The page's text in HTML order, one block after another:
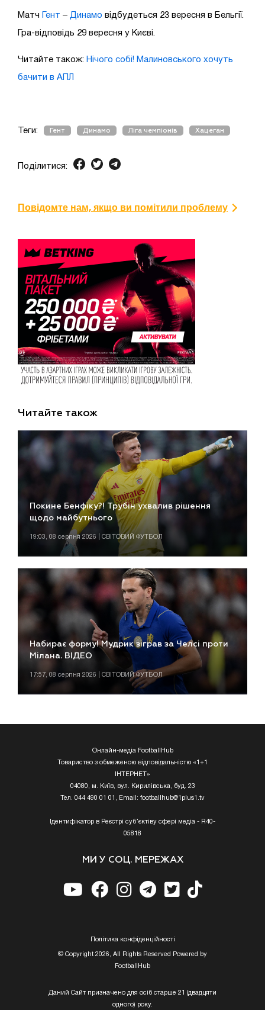
Матч Гент – Динамо відбудеться 23 вересня в Бельгії.
Гра-відповідь 29 вересня у Києві.
Читайте також: Нічого собі! Малиновського хочуть
бачити в АПЛ
Теги: Гент Динамо Ліга чемпіонів Хацеган
Поділитися:
Повідомте нам, якщо ви помітили проблему
Читайте також
Покине Бенфіку?! Трубін ухвалив рішення
щодо майбутнього
19:03, 08 серпня 2026 | СВІТОВИЙ ФУТБОЛ
Набирає форму! Мудрик зіграв за Челсі проти
Мілана. ВІДЕО
17:57, 08 серпня 2026 | СВІТОВИЙ ФУТБОЛ
Онлайн-медіа FootballHub
Товариство з обмеженою відповідальністю «1+1
ІНТЕРНЕТ»
04080, м. Київ, вул. Кирилівська, буд. 23
Тел. 044 490 01 01, Email: footballhub@1plus1.tv
Ідентифікатор в Реєстрі суб’єктіву сфері медіа - R40-
05818
МИ У СОЦ. МЕРЕЖАХ
Полiтика конфiденцiйностi
© Copyright 2026, All Rights Reserved Powered by
FootballHub
Даний Сайт призначено для осіб старше 21 (двадцяти
одного) року.